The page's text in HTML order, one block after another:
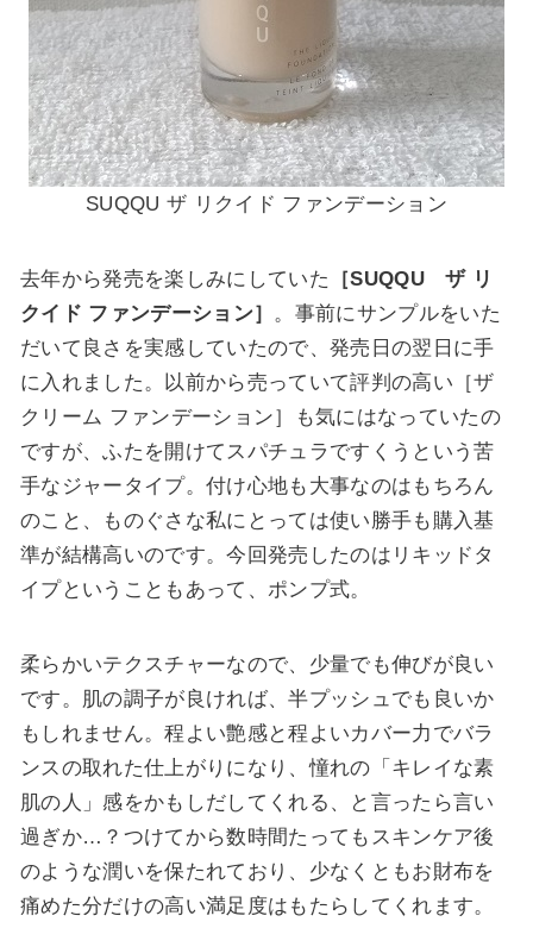
SUQQU ザ リクイド ファンデーション
去年から発売を楽しみにしていた
［SUQQU ザ リ
クイド ファンデーション］ 。事前にサンプルをいた
だいて良さを実感していたので、発売日の翌日に手
に入れました。以前から売っていて評判の高い［ザ
クリーム ファンデーション］も気にはなっていたの
ですが、ふたを開けてスパチュラですくうという苦
手なジャータイプ。付け心地も大事なのはもちろん
のこと、ものぐさな私にとっては使い勝手も購入基
準が結構高いのです。今回発売したのはリキッドタ
イプということもあって、ポンプ式。
柔らかいテクスチャーなので、少量でも伸びが良い
です。肌の調子が良ければ、半プッシュでも良いか
もしれません。程よい艶感と程よいカバー力でバラ
ンスの取れた仕上がり になり、憧れの「キレイな素
肌の人」感をかもしだしてくれる、と言ったら言い
過ぎか…？つけてから数時間たってもスキンケア後
のような潤いを保たれており、少なくともお財布を
痛めた分だけの高い満足度はもたらしてくれます。